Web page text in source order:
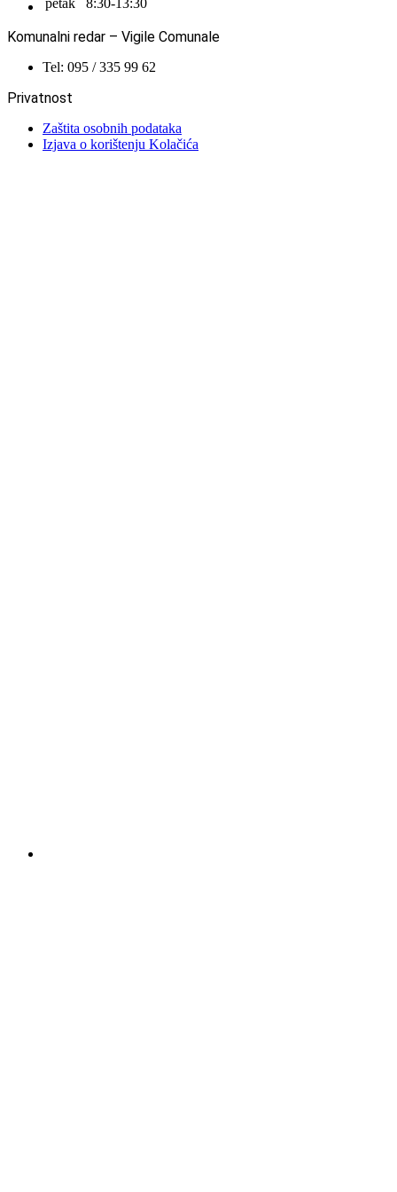
petak 8:30-13:30
Komunalni redar – Vigile Comunale
Tel: 095 / 335 99 62
Privatnost
Zaštita osobnih podataka
Izjava o korištenju Kolačića